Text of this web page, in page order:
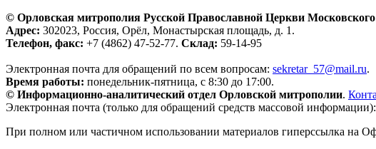
© Орловская митрополия Русской Православной Церкви
Адрес: 302023, Россия, Орёл, Монастырская площадь, д. 1.
Телефон, факс: +7 (4862) 47-52-77. Склад: 59-14-95
Электронная почта для обращений по всем вопросам: sekretar_57@mail.ru.
Время работы: понедельник-пятница, с 8:30 до 17:00.
© Информационно-аналитический отдел Орловской митрополии.
Электронная почта (только для обращений средств массовой информации):
При полном или частичном использовании материалов гиперссылка на